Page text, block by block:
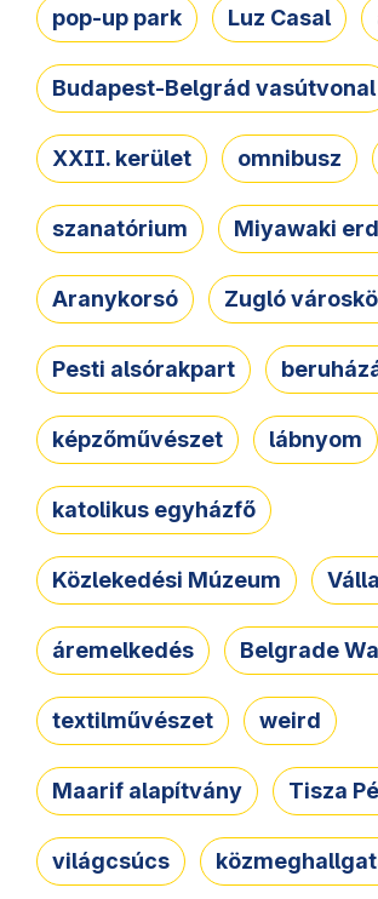
pop-up park Luz Casal
Budapest-Belgrád vasútvonal
XXII. kerület omnibusz
szanatórium Miyawaki
Aranykorsó Zugló
Pesti alsórakpart
képzőművészet lábnyom
katolikus egyházfő
Közlekedési Múzeum
áremelkedés Belgrade
textilművészet weird
Maarif alapítvány Tisza
világcsúcs